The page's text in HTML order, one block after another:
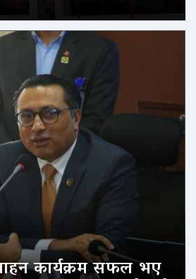
कार्यक्रम सफल भए